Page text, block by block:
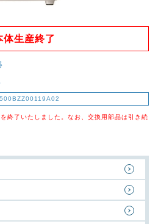
体生産終了
終了いたしました。なお、交換用部品は引き続